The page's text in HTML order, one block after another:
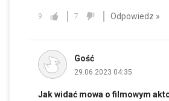
9 7 Odpowiedz »
Gość
29.06.2023 04:35
Jak widać mowa o filmowym